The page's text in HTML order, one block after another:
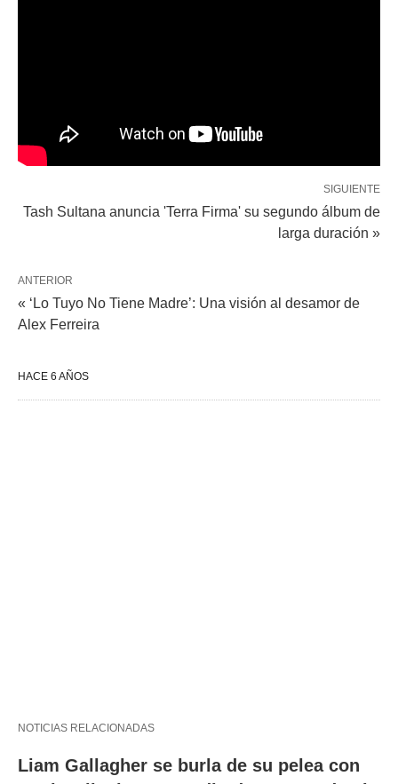
SIGUIENTE
Tash Sultana anuncia 'Terra Firma' su segundo álbum de
larga duración »
ANTERIOR
« ‘Lo Tuyo No Tiene Madre’: Una visión al desamor de
Alex Ferreira
HACE 6 AÑOS
NOTICIAS RELACIONADAS
Liam Gallagher se burla de su pelea con